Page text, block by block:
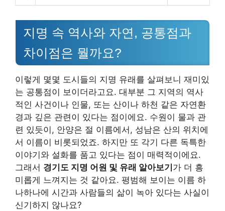
지명 속 역사와 자연, 공통점과
차이점은 뭘까요?
이렇게 몇몇 도시들의 지명 유래를 살펴보니 재미있
는 공통점이 보이더라고요. 대부분 그 지역의 역사
적인 사건이나 인물, 또는 산이나 하천 같은 자연환
경과 깊은 관련이 있다는 점이에요. 수원이 물과 관
련 있듯이, 안양은 절 이름에서, 성남은 산의 위치에
서 이름이 비롯되었죠. 하지만 또 각기 다른 독특한
이야기와 설화를 품고 있다는 점이 매력적이에요.
그래서 경기도 지명 어원 및 유래 알아보기 가 더 흥
미롭게 느껴지는 것 같아요. 평범해 보이는 이름 하
나하나에 시간과 사람들의 삶이 녹아 있다는 사실이
신기하지 않나요?